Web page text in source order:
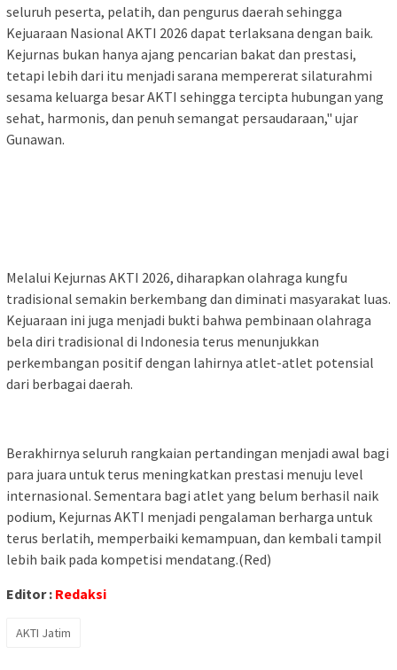
seluruh peserta, pelatih, dan pengurus daerah sehingga
Kejuaraan Nasional AKTI 2026 dapat terlaksana dengan baik.
Kejurnas bukan hanya ajang pencarian bakat dan prestasi,
tetapi lebih dari itu menjadi sarana mempererat silaturahmi
sesama keluarga besar AKTI sehingga tercipta hubungan yang
sehat, harmonis, dan penuh semangat persaudaraan," ujar
Gunawan.
Melalui Kejurnas AKTI 2026, diharapkan olahraga kungfu
tradisional semakin berkembang dan diminati masyarakat luas.
Kejuaraan ini juga menjadi bukti bahwa pembinaan olahraga
bela diri tradisional di Indonesia terus menunjukkan
perkembangan positif dengan lahirnya atlet-atlet potensial
dari berbagai daerah.
Berakhirnya seluruh rangkaian pertandingan menjadi awal bagi
para juara untuk terus meningkatkan prestasi menuju level
internasional. Sementara bagi atlet yang belum berhasil naik
podium, Kejurnas AKTI menjadi pengalaman berharga untuk
terus berlatih, memperbaiki kemampuan, dan kembali tampil
lebih baik pada kompetisi mendatang.(Red)
Editor : Redaksi
AKTI Jatim